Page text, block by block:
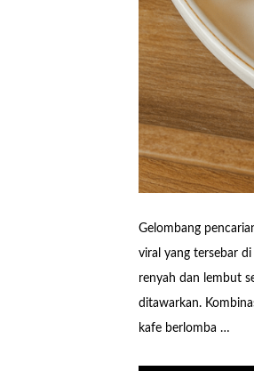
Gelombang
viral yang tersebar
renyah dan lembut
ditawarkan.
kafe berlomba …